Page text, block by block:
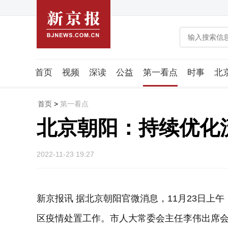
首页 视频 深读 公益 第一看点 时事 北
潮流智造局
首页 > 第一看点
北京朝阳：持续优
2022-11-23 19:27
新京报讯 据北京朝阳官微消息，11月23日上
区疫情处置工作。市人大常委会主任李伟出席